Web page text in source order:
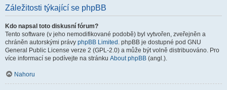
Záležitosti týkající se phpBB
Kdo napsal toto diskusní fórum?
Tento software (v jeho nemodifikované podobě) byl vytvořen, zveřejněn a
chráněn autorskými právy phpBB Limited . phpBB je dostupné pod GNU
General Public License verze 2 (GPL-2.0) a může být volně distribuováno. Pro
více informací se podívejte na stránku About phpBB (angl.).
Nahoru